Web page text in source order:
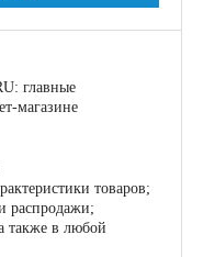
главные
магазине
товаров;
распродажи;
также в любой